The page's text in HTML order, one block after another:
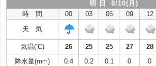
明 日 8/10(月)
時 間
00 03 06 09 12
天 気
気温(℃) 26 25 25 27 28
降水量(mm)
0.4 0.2 0.1 0 0